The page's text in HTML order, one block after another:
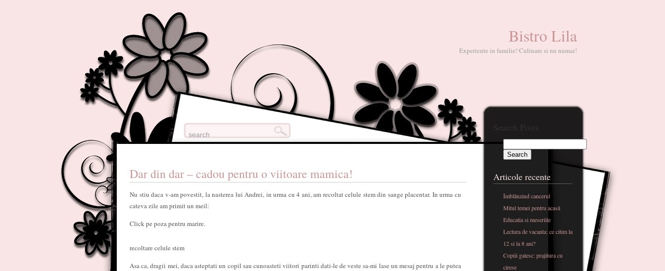
Bistro Lila
Experiente in familie! Culinare si nu numai!
Dar din dar – cadou pentru o viitoare mamica!
Nu stiu daca v-am povestit, la nasterea lui Andrei, in urma cu 4 ani, am recoltat celule stem din sange placentar. In urma cu
cateva zile am primit un meil:
Click pe poza pentru marire.
recoltare celule stem
Asa ca, dragii mei, daca asteptati un copil sau cunoasteti viitori parinti dati-le de veste sa-mi lase un mesaj pentru a le putea
Search Posts
Articole recente
Îmblânzind cancerul
Mitul temei pentru acasă
Educatia si meseriile
Lectura de vacanta: ce citim la
12 si la 8 ani?
Copiii gatesc: prajitura cu
cirese